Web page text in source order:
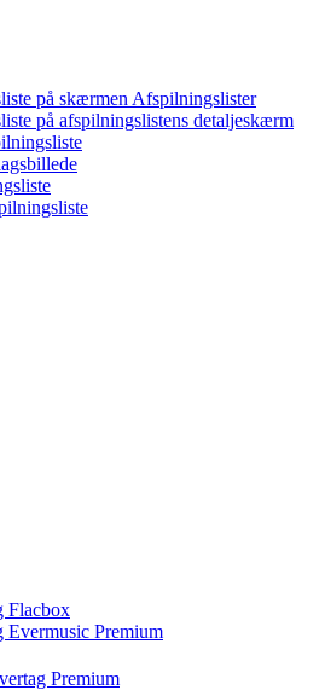
på skærmen Afspilningslister
på afspilningslistens detaljeskærm
Flacbox
Evermusic Premium
Premium